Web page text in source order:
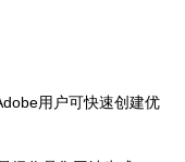
用户可快速创建优